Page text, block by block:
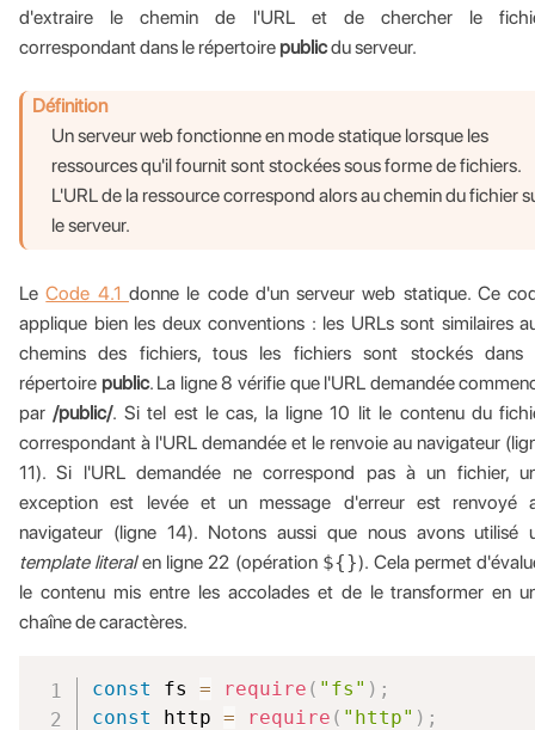
d'extraire le chemin de l'URL et de chercher le
correspondant dans le répertoire publicdu serveur.
Définition
Un serveur web fonctionne en mode statique lorsque les
ressources qu'il fournit sont stockées sous forme de fichiers.
L'URL de la ressource correspond alors au chemin du fichier
le serveur.
LeCode 4.1 donne le code d'un serveur web statique. Ce
applique bien les deux conventions : les URLs sont similaires
chemins des fichiers, tous les fichiers sont stockés dans
répertoire public. La ligne 8 vérifie que l'URL demandée
par /public/. Si tel est le cas, la ligne 10 lit le contenu du
correspondant à l'URL demandée et le renvoie au navigateur
11). Si l'URL demandée ne correspond pas à un fichier,
exception est levée et un message d'erreur est renvoyé
navigateur (ligne 14). Notons aussi que nous avons utilisé
template literalen ligne 22 (opération ${}). Cela permet
le contenu mis entre les accolades et de le transformer en
chaîne de caractères.
const fs = require ( "fs" ) ;
const http = require ( "http" ) ;